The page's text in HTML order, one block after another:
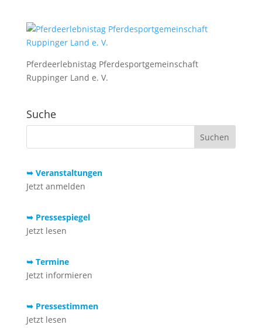
Pferdeerlebnistag Pferdesportgemeinschaft
Ruppinger Land e. V.
Suche
➥ Veranstaltungen
Jetzt anmelden
➥ Pressespiegel
Jetzt lesen
➥ Termine
Jetzt informieren
➥ Pressestimmen
Jetzt lesen